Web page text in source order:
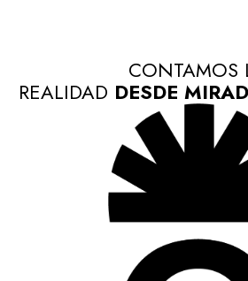
CONTAMOS
REALIDAD DESDE